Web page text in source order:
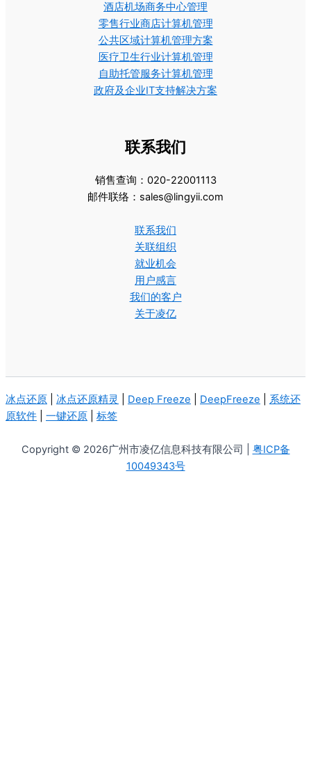
酒店机场商务中心管理
零售行业商店计算机管理
公共区域计算机管理方案
医疗卫生行业计算机管理
自助托管服务计算机管理
政府及企业IT支持解决方案
联系我们
销售查询：020-22001113
邮件联络：sales@lingyii.com
联系我们
关联组织
就业机会
用户感言
我们的客户
关于凌亿
冰点还原 冰点还原精灵 Deep Freeze DeepFreeze
系统还
原软件
一键还原 标签
Copyright © 2026广州市凌亿信息科技有限公司 | 粤ICP备
10049343号